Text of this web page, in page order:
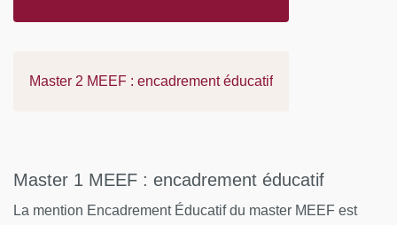
permettant de les construire et de les nourrir mais aussi de
l’année acquiert la possibilité de s'inscrire en M2. A la fin
Master 2 MEEF : encadrement éducatif
Master 1 MEEF : encadrement éducatif
La mention Encadrement Éducatif du master MEEF est